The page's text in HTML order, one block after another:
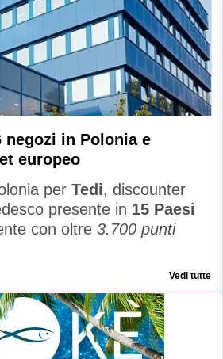
negozi in Polonia e
europeo
per Tedi, discounter
presente in 15 Paesi
con oltre 3.700 punti
Vedi tutte